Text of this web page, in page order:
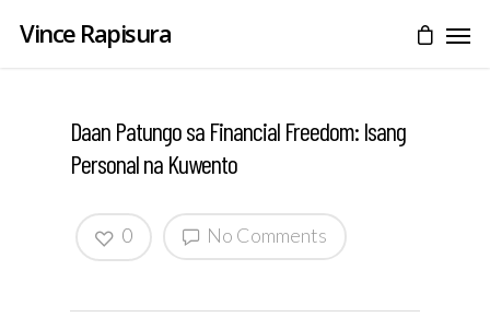
Vince Rapisura
Daan Patungo sa Financial Freedom: Isang
Personal na Kuwento
No Comments
0